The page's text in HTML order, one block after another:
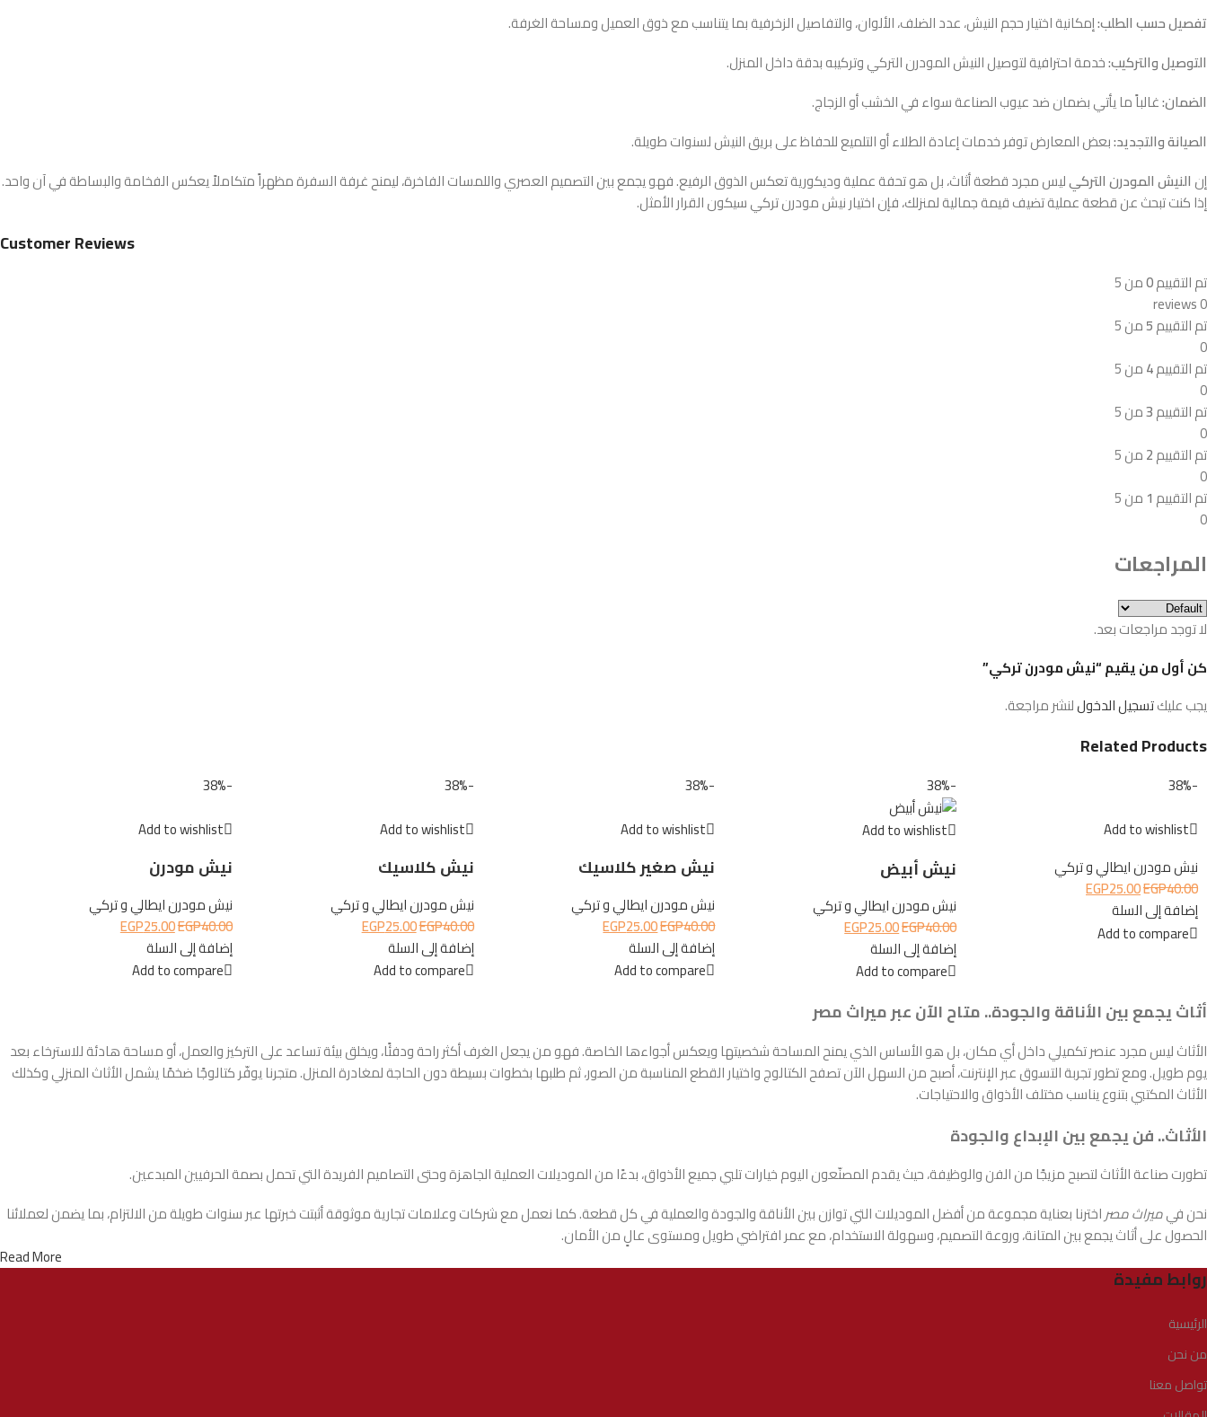
تفصيل حسب الطلب:إمكانية اختيار حجم النيش، عدد الضلف، الألوان، والتفاصيل الزخرفية بما يتناسب مع ذوق العميل ومساحة الغرفة.
التوصيل والتركيب:خدمة احترافية لتوصيل النيش المودرن التركي وتركيبه بدقة داخل المنزل.
الضمان:غالباً ما يأتي بضمان ضد عيوب الصناعة سواء في الخشب أو الزجاج.
الصيانة والتجديد:بعض المعارض توفر خدمات إعادة الطلاء أو التلميع للحفاظ على بريق النيش لسنوات طويلة.
إن النيش المودرن التركيليس مجرد قطعة أثاث، بل هو تحفة عملية وديكورية تعكس الذوق الرفيع. فهو يجمع بين التصميم العصري واللمسات الفاخرة، ليمنح غرفة السفرة مظهراً متكاملاً يعكس الفخامة والبساطة في آن واحد.
إذا كنت تبحث عن قطعة عملية تضيف قيمة جمالية لمنزلك، فإن اختيار نيش مودرن تركي سيكون القرار الأمثل.
Customer Reviews
تم التقييم0من 5
0 reviews
تم التقييم5من 5
0
تم التقييم4من 5
0
تم التقييم3من 5
0
تم التقييم2من 5
0
تم التقييم 1 من 5
0
المراجعات
لا توجد مراجعات بعد.
كن أول من يقيم “نيش مودرن تركي”
يجب عليكتسجيل الدخوللنشر مراجعة.
Related Products
-38%
Add to wishlist
نيش مودرن ايطالي و تركي
EGP40.00
EGP25.00
إضافة إلى السلة
Add to compare
-38%
Add to wishlist
نيش أبيض
نيش مودرن ايطالي و تركي
EGP40.00
EGP25.00
إضافة إلى السلة
Add to compare
-38%
Add to wishlist
نيش صغير كلاسيك
نيش مودرن ايطالي و تركي
EGP40.00
EGP25.00
إضافة إلى السلة
Add to compare
-38%
Add to wishlist
نيش كلاسيك
نيش مودرن ايطالي و تركي
EGP40.00
EGP25.00
إضافة إلى السلة
Add to compare
-38%
Add to wishlist
نيش مودرن
نيش مودرن ايطالي و تركي
EGP40.00
EGP25.00
إضافة إلى السلة
Add to compare
أثاث يجمع بين الأناقة والجودة.. متاح الآن عبر ميراث مصر
الأثاث ليس مجرد عنصر تكميلي داخل أي مكان، بل هو الأساس الذي يمنح المساحة شخصيتها ويعكس أجواءها الخاصة. فهو من يجعل الغرف أكثر راحة ودفئًا، ويخلق بيئة تساعد على التركيز والعمل، أو مساحة هادئة للاسترخاء بعد
يوم طويل. ومع تطور تجربة التسوق عبر الإنترنت، أصبح من السهل الآن تصفح الكتالوج واختيار القطع المناسبة من الصور، ثم طلبها بخطوات بسيطة دون الحاجة لمغادرة المنزل. متجرنا يوفّر كتالوجًا ضخمًا يشمل الأثاث المنزلي وكذلك
الأثاث المكتبي بتنوع يناسب مختلف الأذواق والاحتياجات.
الأثاث.. فن يجمع بين الإبداع والجودة
تطورت صناعة الأثاث لتصبح مزيجًا من الفن والوظيفة، حيث يقدم المصنّعون اليوم خيارات تلبي جميع الأذواق، بدءًا من الموديلات العملية الجاهزة وحتى التصاميم الفريدة التي تحمل بصمة الحرفيين المبدعين.
نحن فيميراث مصراخترنا بعناية مجموعة من أفضل الموديلات التي توازن بين الأناقة والجودة والعملية في كل قطعة. كما نعمل مع شركات وعلامات تجارية موثوقة أثبتت خبرتها عبر سنوات طويلة من الالتزام، بما يضمن لعملائنا
الحصول على أثاث يجمع بين المتانة، وروعة التصميم، وسهولة الاستخدام، مع عمر افتراضي طويل ومستوى عالٍ من الأمان.
Read More
روابط مفيدة
الرئيسية
من نحن
تواصل معنا